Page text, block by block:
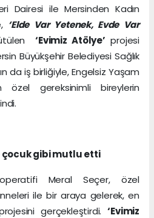
Dairesi ile Mersinden Kadın
‘Elde Var Yetenek, Evde Var
‘Evimiz Atölye’ projesi
Büyükşehir Belediyesi Sağlık
da iş birliğiyle, Engelsiz Yaşam
özel gereksinimli bireylerin
çocuk gibi mutlu etti
Meral Seçer, özel
ile bir araya gelerek, en
gerçekleştirdi.‘Evimiz